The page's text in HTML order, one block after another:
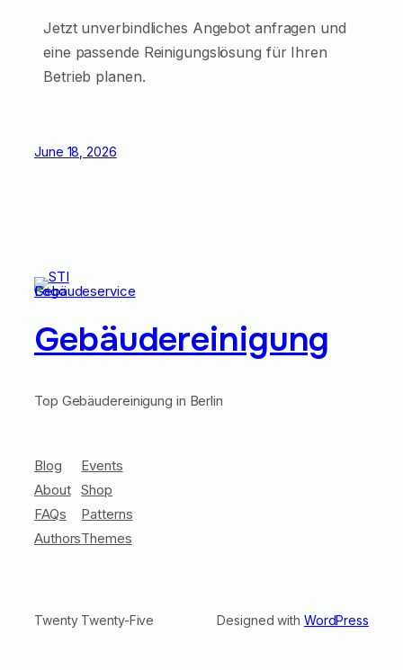
Jetzt unverbindliches Angebot anfragen und
eine passende Reinigungslösung für Ihren
Betrieb planen.
June 18, 2026
Gebäudereinigung
Top Gebäudereinigung in Berlin
Blog
About
FAQs
Authors
Events
Shop
Patterns
Themes
Twenty Twenty-Five Designed with WordPress